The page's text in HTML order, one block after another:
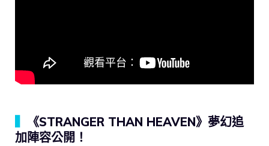
《STRANGER THAN HEAVEN》夢幻追
加陣容公開！